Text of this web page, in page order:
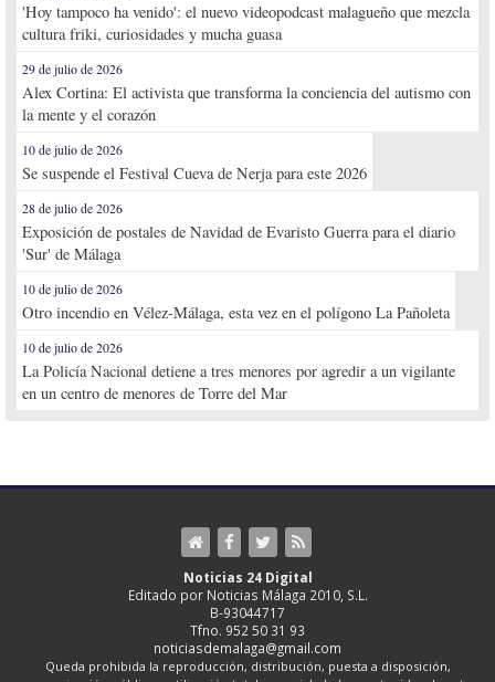
'Hoy tampoco ha venido': el nuevo videopodcast malagueño que mezcla
cultura friki, curiosidades y mucha guasa
29 de julio de 2026
Alex Cortina: El activista que transforma la conciencia del autismo con
la mente y el corazón
10 de julio de 2026
Se suspende el Festival Cueva de Nerja para este 2026
28 de julio de 2026
Exposición de postales de Navidad de Evaristo Guerra para el diario
'Sur' de Málaga
10 de julio de 2026
Otro incendio en Vélez-Málaga, esta vez en el polígono La Pañoleta
10 de julio de 2026
La Policía Nacional detiene a tres menores por agredir a un vigilante
en un centro de menores de Torre del Mar
Noticias 24 Digital
Editado por Noticias Málaga 2010, S.L.
B-93044717
Tfno. 952 50 31 93
noticiasdemalaga@gmail.com
Queda prohibida la reproducción, distribución, puesta a disposición,